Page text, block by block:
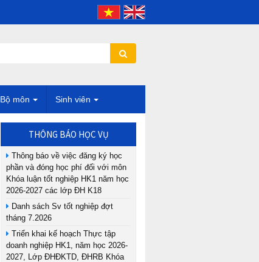
Bộ môn Sinh viên
THÔNG BÁO HỌC VỤ
Thông báo về việc đăng ký học
phần và đóng học phí đối với môn
Khóa luận tốt nghiệp HK1 năm học
2026-2027 các lớp ĐH K18
Danh sách Sv tốt nghiệp đợt
tháng 7.2026
Triển khai kế hoạch Thực tập
doanh nghiệp HK1, năm học 2026-
2027, Lớp ĐHĐKTD, ĐHRB Khóa